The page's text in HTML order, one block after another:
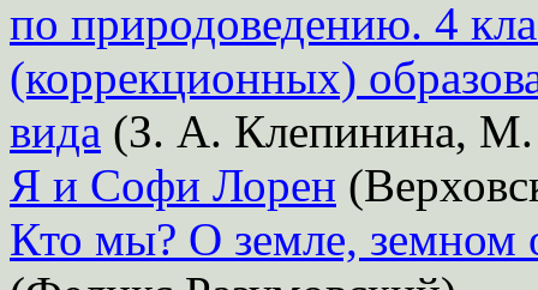
по природоведению. 4
(коррекционных)
вида (З. А. Клепинина,
Я и Софи Лорен
Кто мы? О земле, земном